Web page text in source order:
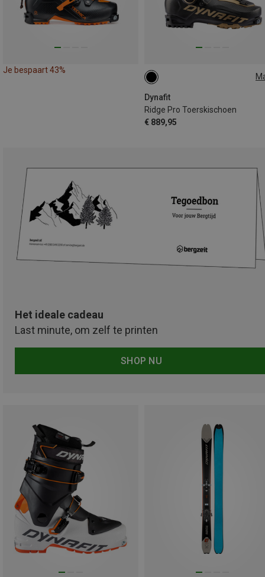
Je bespaart 43%
Dynafit
Ridge Pro Toerskischoen
€ 889,95
Het ideale cadeau
Last minute, om zelf te printen
SHOP NU